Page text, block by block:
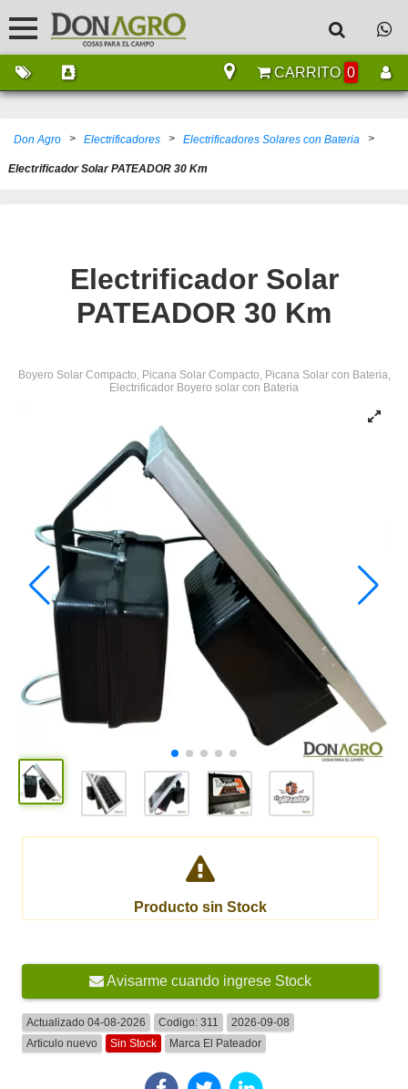
CARRITO 0
Don Agro > Electrificadores > Electrificadores Solares con Bateria >
Electrificador Solar PATEADOR 30 Km
Electrificador Solar
PATEADOR 30 Km
Boyero Solar Compacto, Picana Solar Compacto, Picana Solar con Bateria,
Electrificador Boyero solar con Bateria
Producto sin Stock
Avisarme cuando ingrese Stock
Actualizado 04-08-2026 Codigo:311
2026-09-08
Articulo nuevo
Sin Stock Marca El Pateador